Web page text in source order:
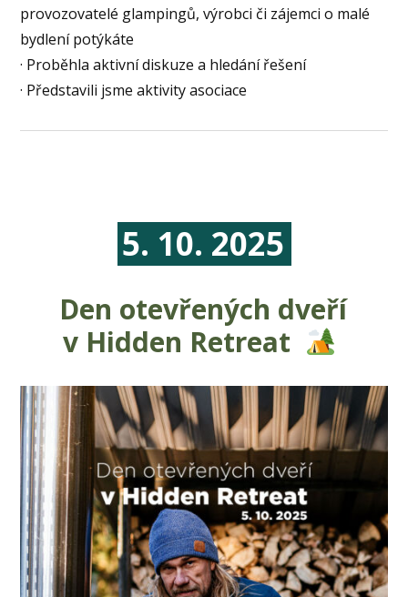
provozovatelé glampingů, výrobci či zájemci o malé
bydlení potýkáte
· Proběhla aktivní diskuze a hledání řešení
· Představili jsme aktivity asociace
5. 10. 2025
Den otevřených dveří
v Hidden Retreat